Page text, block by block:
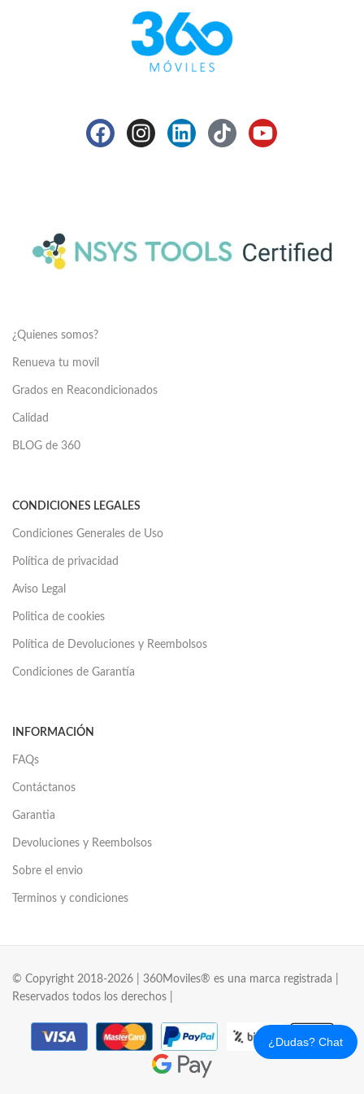
¿Quienes somos?
Renueva tu movil
Grados en Reacondicionados
Calidad
BLOG de 360
¿Dudas? Chat
CONDICIONES LEGALES
Condiciones Generales de Uso
Política de privacidad
Aviso Legal
Politica de cookies
Política de Devoluciones y Reembolsos
Condiciones de Garantía
INFORMACIÓN
FAQs
Contáctanos
Garantia
Devoluciones y Reembolsos
Sobre el envio
Terminos y condiciones
© Copyright 2018-2026 | 360Moviles® es una marca registrada |
Reservados todos los derechos |